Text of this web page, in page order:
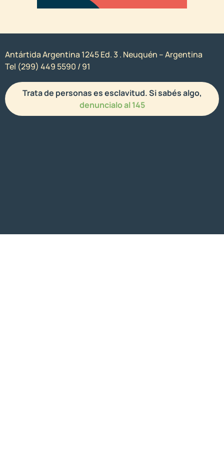
Antártida Argentina 1245 Ed. 3 . Neuquén – Argentina
Tel (299) 449 5590 / 91
Trata de personas es esclavitud. Si sabés algo,
denuncialo al 145